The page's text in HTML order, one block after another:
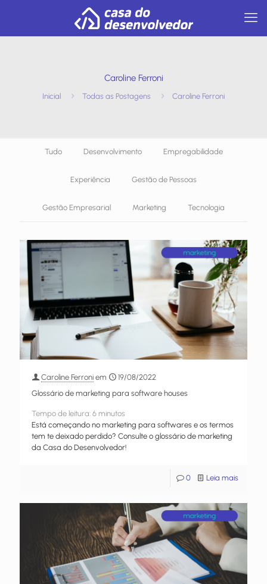
Caroline Ferroni
Inicial Todas as Postagens Caroline Ferroni
Tudo Desenvolvimento Empregabilidade
Experiência Gestão de Pessoas
Gestão Empresarial Marketing Tecnologia
Caroline Ferroni em
19/08/2022
Glossário de marketing para software houses
Tempo de leitura: 6 minutos
Está começando no marketing para softwares e os termos
tem te deixado perdido? Consulte o glossário de marketing
da Casa do Desenvolvedor!
0 Leia mais